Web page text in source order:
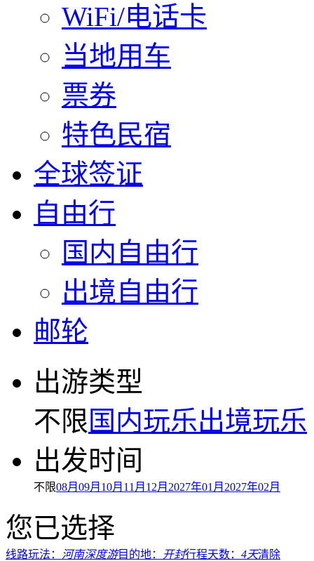
WiFi/电话卡
当地用车
票券
特色民宿
全球签证
自由行
国内自由行
出境自由行
邮轮
出游类型
不限国内玩乐出境玩乐
出发时间
不限08月 09月 10月 11月 12月 2027年01月 2027年02月
您已选择
线路玩法： 河南深度游目的地： 开封行程天数： 4天清除